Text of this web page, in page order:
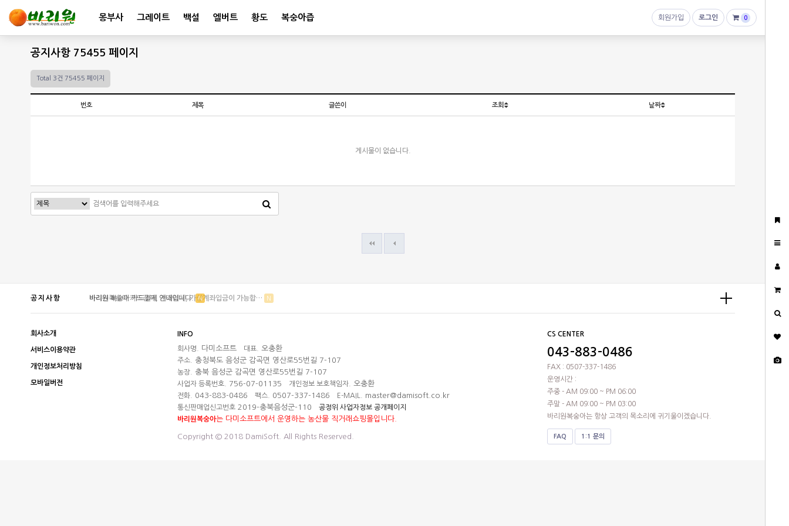
몽부사 그레이트 백설 엘버트 황도 복숭아즙 회원가입 로그인 0
공지사항 75455 페이지
Total 3건 75455 페이지
번호 제목 글쓴이 조회 날짜
게시물이 없습니다.
공지사항 바리원복숭아 카드결제, 계좌이체, 가상계좌입금이 가능합… N
바리원 복숭아 카드결제 안내입니다. N
더보기
회사소개
서비스이용약관
개인정보처리방침
모바일버전
INFO
회사명. 다미소프트 대표. 오충환
주소. 충청북도 음성군 감곡면 영산로55번길 7-107
농장. 충북 음성군 감곡면 영산로55번길 7-107
사업자 등록번호. 756-07-01135 개인정보 보호책임자. 오충환
전화. 043-883-0486 팩스. 0507-337-1486 E-MAIL. master@damisoft.co.kr
통신판매업신고번호 2019-충북음성군-110
공정위 사업자정보 공개페이지
바리원복숭아는 다미소프트에서 운영하는 농산물 직거래쇼핑몰입니다.
Copyright © 2018 DamiSoft. All Rights Reserved.
CS CENTER
043-883-0486
FAX : 0507-337-1486
운영시간 :
주중 - AM 09:00 ~ PM 06:00
주말 - AM 09:00 ~ PM 03:00
바리원복숭아는 항상 고객의 목소리에 귀기울이겠습니다.
FAQ 1:1 문의